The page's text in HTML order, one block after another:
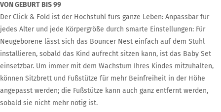
VON GEBURT BIS 99
Der Click & Fold ist der Hochstuhl fürs ganze Leben: Anpassbar für
jedes Alter und jede Körpergröße durch smarte Einstellungen: Für
Neugeborene lässt sich das Bouncer Nest einfach auf dem Stuhl
installieren, sobald das Kind aufrecht sitzen kann, ist das Baby Set
einsetzbar. Um immer mit dem Wachstum Ihres Kindes mitzuhalten,
können Sitzbrett und Fußstütze für mehr Beinfreiheit in der Höhe
angepasst werden; die Fußstütze kann auch ganz entfernt werden,
sobald sie nicht mehr nötig ist.